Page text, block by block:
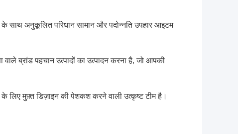
साथ अनुकूलित परिधान सामान और पदोन्नति उपहार आइटम
वाले ब्रांड पहचान उत्पादों का उत्पादन करना है, जो आपकी
मुफ़्त डिज़ाइन की पेशकश करने वाली उत्कृष्ट टीम है।